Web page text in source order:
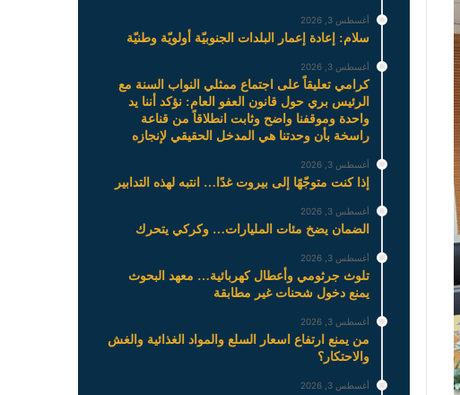
أغسطس 3, 2026
سلام: إعادة إعمار البلدات الجنوبيّة أولويّة وطنيّة
أغسطس 3, 2026
كرامي تعليقاً على اجتماع ممثلي النواب السنة مع
الرئيس بري حول قانون العفو العام: نؤكد أننا يد
واحدة وموقفنا واضح وثابت انطلاقاً من قناعة
راسخة بأن وحدتنا هي المدخل الحقيقي لإنجازه
أغسطس 3, 2026
إذا كنت متوجّهًا إلى بيروت غدًا… انتبه لهذه التدابير
أغسطس 3, 2026
الضمان يضخ مئات المليارات… وكركي يتحرك
أغسطس 3, 2026
تلوث جرثومي وأعطال كهربائية… معهد البحوث
يمنع دخول شحنات غير مطابقة
أغسطس 3, 2026
من يمنع ارتفاع اسعار السلع والمواد الغذائية والغش
والاحتكار؟
أغسطس 3, 2026